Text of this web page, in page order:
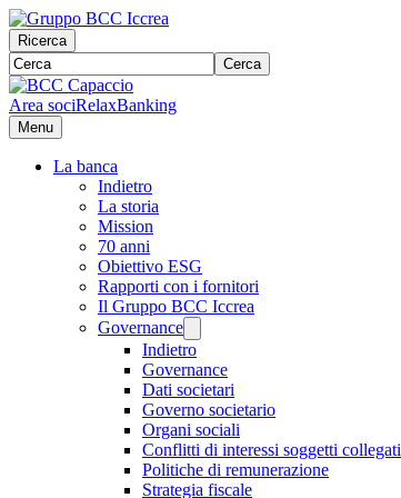
Ricerca
Cerca
Area sociRelaxBanking
Menu
La banca
Indietro
La storia
Mission
70 anni
Obiettivo ESG
Rapporti con i fornitori
Il Gruppo BCC Iccrea
Governance
Indietro
Governance
Dati societari
Governo societario
Organi sociali
Conflitti di interessi soggetti collegati
Politiche di remunerazione
Strategia fiscale